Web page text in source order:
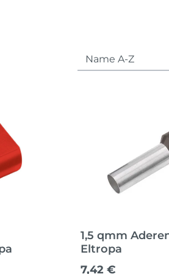
1,5 qmm
Eltropa
Regulärer Preis:
7,42 €